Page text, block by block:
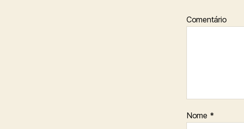
Comentário
Nome *